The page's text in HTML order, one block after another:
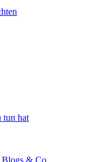
tun hat
Blogs & Co